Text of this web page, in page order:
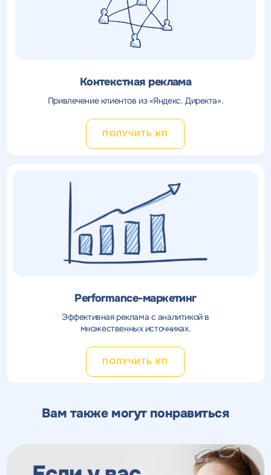
Контекстная реклама
Привлечение клиентов из «Яндекс. Директа».
ПОЛУЧИТЬ КП
Performance-маркетинг
Эффективная реклама с аналитикой в
множественных источниках.
ПОЛУЧИТЬ КП
Вам также могут понравиться